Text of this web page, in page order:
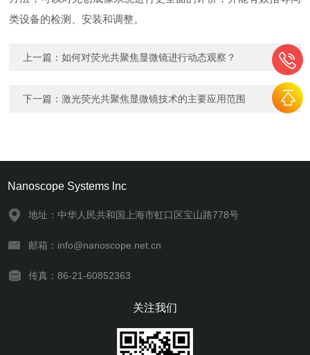
类设备的检测、安装和调整。
上一篇：如何对荧光共聚焦显微镜进行动态观察？
下一篇：激光荧光共聚焦显微镜技术的主要应用范围
Nanoscope Systems lnc
地址：中华人民共和国上海市虹口区宝山路778号
邮箱：info@nanoscope.net.cn
传真：86-21-60852363
关注我们